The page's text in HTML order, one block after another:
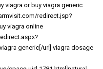
viagra or buy viagra generic
redirect.jsp?
viagra online
generic[/url] viagra dosage